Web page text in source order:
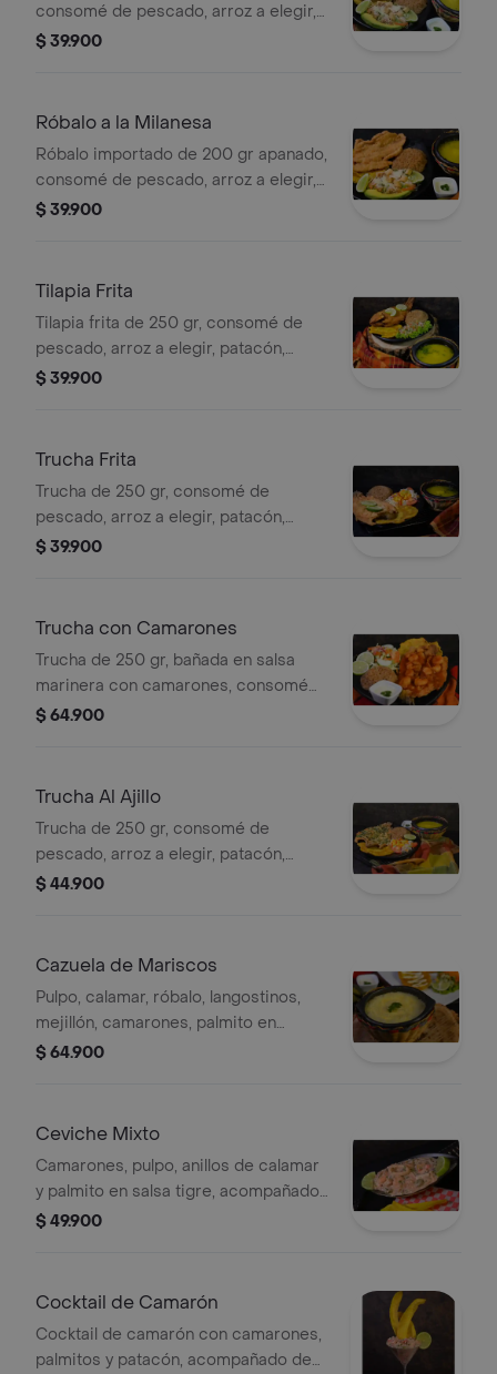
consomé de pescado, arroz a elegir,
patacón, ensalada de lechuga y
$ 39.900
Róbalo a la Milanesa
Róbalo importado de 200 gr apanado,
consomé de pescado, arroz a elegir,
patacón, ensalada de lechuga y
$ 39.900
Tilapia Frita
Tilapia frita de 250 gr, consomé de
pescado, arroz a elegir, patacón,
ensalada de lechuga y zanahoria,
$ 39.900
Trucha Frita
Trucha de 250 gr, consomé de
pescado, arroz a elegir, patacón,
ensalada de lechuga y zanahoria,
$ 39.900
Trucha con Camarones
Trucha de 250 gr, bañada en salsa
marinera con camarones, consomé
de pescado, arroz a elegir, patacón y
$ 64.900
Trucha Al Ajillo
Trucha de 250 gr, consomé de
pescado, arroz a elegir, patacón,
ensalada de lechuga y zanahoria,
$ 44.900
Cazuela de Mariscos
Pulpo, calamar, róbalo, langostinos,
mejillón, camarones, palmito en
crema marinera a base de crema de
zanahoria.
$ 64.900
Ceviche Mixto
Camarones, pulpo, anillos de calamar
y palmito en salsa tigre, acompañado
de rodajas de limón.
$ 49.900
Cocktail de Camarón
Cocktail de camarón con camarones,
palmitos y patacón, acompañado de